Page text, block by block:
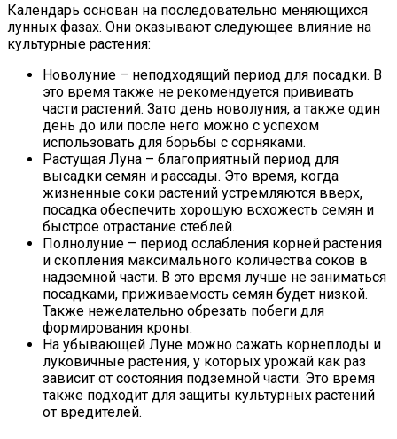
Календарь основан на последовательно меняющихся
лунных фазах. Они оказывают следующее влияние на
культурные растения:
Новолуние – неподходящий период для посадки. В
это время также не рекомендуется прививать
части растений. Зато день новолуния, а также один
день до или после него можно с успехом
использовать для борьбы с сорняками.
Растущая Луна – благоприятный период для
высадки семян и рассады. Это время, когда
жизненные соки растений устремляются вверх,
посадка обеспечить хорошую всхожесть семян и
быстрое отрастание стеблей.
Полнолуние – период ослабления корней растения
и скопления максимального количества соков в
надземной части. В это время лучше не заниматься
посадками, приживаемость семян будет низкой.
Также нежелательно обрезать побеги для
формирования кроны.
На убывающей Луне можно сажать корнеплоды и
луковичные растения, у которых урожай как раз
зависит от состояния подземной части. Это время
также подходит для защиты культурных растений
от вредителей.